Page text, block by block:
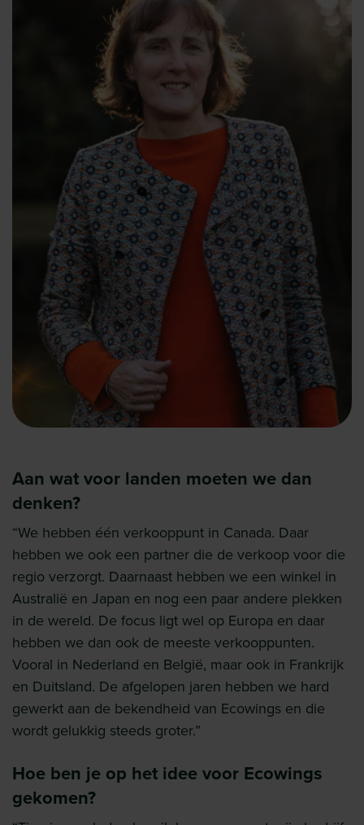
Aan wat voor landen moeten we dan
denken?
“We hebben één verkooppunt in Canada. Daar
hebben we ook een partner die de verkoop voor die
regio verzorgt. Daarnaast hebben we een winkel in
Australië en Japan en nog een paar andere plekken
in de wereld. De focus ligt wel op Europa en daar
hebben we dan ook de meeste verkooppunten.
Vooral in Nederland en België, maar ook in Frankrijk
en Duitsland. De afgelopen jaren hebben we hard
gewerkt aan de bekendheid van Ecowings en die
wordt gelukkig steeds groter.”
Hoe ben je op het idee voor Ecowings
gekomen?